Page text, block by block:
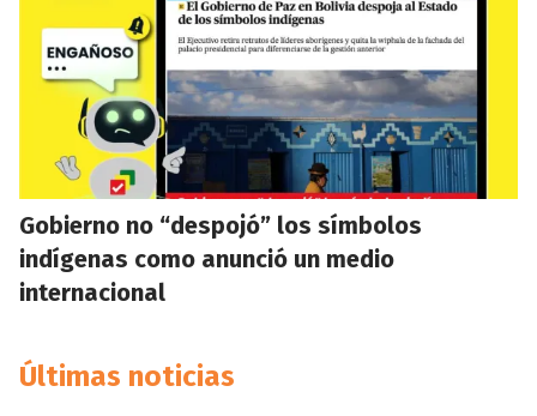
Gobierno no “despojó” los símbolos
indígenas como anunció un medio
internacional
Últimas noticias